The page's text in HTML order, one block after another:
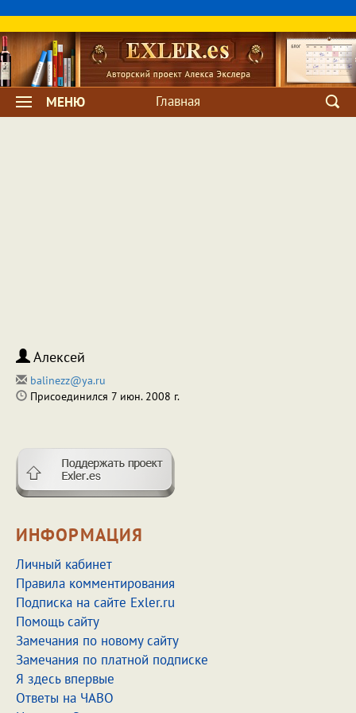
МЕНЮ Главная
Алексей
balinezz@ya.ru
Присоединился 7 июн. 2008 г.
ИНФОРМАЦИЯ
Личный кабинет
Правила комментирования
Подписка на сайте Exler.ru
Помощь сайту
Замечания по новому сайту
Замечания по платной подписке
Я здесь впервые
Ответы на ЧАВО